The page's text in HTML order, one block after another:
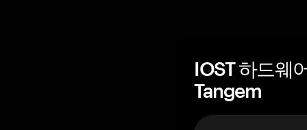
IOST 하드웨
Tangem